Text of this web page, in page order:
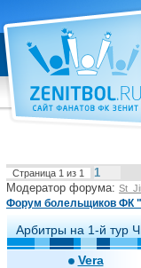
Страница 1 из 1
1
Модератор форума:
Форум болельщиков ФК
Арбитры на 1-й тур
Vera